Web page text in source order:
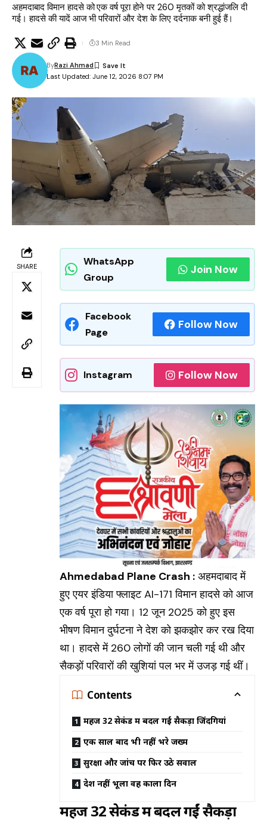
अहमदाबाद विमान हादसे को एक वर्ष पूरा होने पर 260 मृतकों को श्रद्धांजलि दी
गई। हादसे की यादें आज भी परिवारों और देश के लिए दर्दनाक बनी हुई हैं।
Last Updated: June 12, 2026 8:07 PM
ByRazi Ahmad
3 Min Read
SHARE
WhatsApp
Group
Join Now
Facebook
Page
Follow Now
Instagram Follow Now
Ahmedabad Plane Crash : अहमदाबाद में
हुए एयर इंडिया फ्लाइट AI-171 विमान हादसे को आज
एक वर्ष पूरा हो गया। 12 जून 2025 को हुए इस
भीषण विमान दुर्घटना ने देश को झकझोर कर रख दिया
था। हादसे में 260 लोगों की जान चली गई थी और
सैकड़ों परिवारों की खुशियां पल भर में उजड़ गई थीं।
Contents
महज 32 सेकंड में बदल गईं सैकड़ों जिंदगियां
एक साल बाद भी नहीं भरे जख्म
सुरक्षा और जांच पर फिर उठे सवाल
देश नहीं भूला वह काला दिन
महज 32 सेकंड में बदल गईं सैकड़ों